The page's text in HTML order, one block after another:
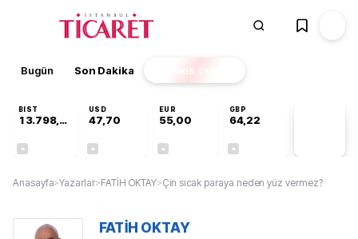
Bugün Son Dakika Finans EKSTRA
BIST
13.798,82
USD
47,70
EUR
55,00
GBP
64,22
Anasayfa>Yazarlar>FATİH OKTAY>Çin sıcak paraya neden yüz vermez?
FATİH OKTAY